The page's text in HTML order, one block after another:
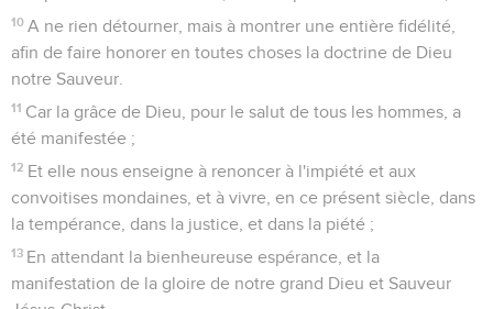
10 A ne rien détourner, mais à montrer une entière fidélité,
afin de faire honorer en toutes choses la doctrine de Dieu
notre Sauveur.
11 Car la grâce de Dieu, pour le salut de tous les hommes, a
été manifestée ;
12 Et elle nous enseigne à renoncer à l'impiété et aux
convoitises mondaines, et à vivre, en ce présent siècle, dans
la tempérance, dans la justice, et dans la piété ;
13 En attendant la bienheureuse espérance, et la
manifestation de la gloire de notre grand Dieu et Sauveur